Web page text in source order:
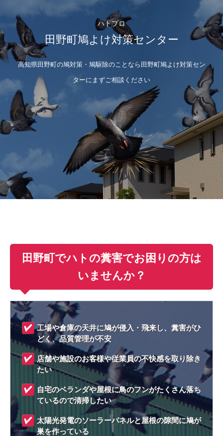
ハトプロ
田野町鳩よけ対策センター
高知県田野町の鳩対策・鳩駆除のことなら田野町鳩よけ対策セン
ターにまずご相談ください
田野町でハトの糞害でお困りの方は
いませんか？
工場や倉庫の天井に鳩が侵入・飛来し、糞害がひ
どく、品質管理が不安
店舗や施設のお客様や従業員の不快感を取り除き
たい
自宅のベランダや屋根に鳥のフンがたくさん落ち
ているので清掃したい
太陽光発電のソーラーパネルと屋根の隙間に鳩が
巣を作っている